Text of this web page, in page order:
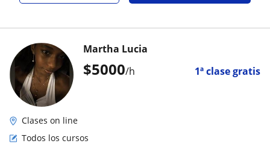
$5000/h 1ª clase gratis
Martha Lucia
Clases on line
Todos los cursos